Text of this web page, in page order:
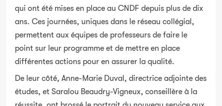
qui ont été mises en place au CNDF depuis plus de dix
ans. Ces journées, uniques dans le réseau collégial,
permettent aux équipes de professeurs de faire le
point sur leur programme et de mettre en place
différentes actions pour en assurer la qualité.
De leur côté, Anne-Marie Duval, directrice adjointe des
études, et Saralou Beaudry-Vigneux, conseillère à la